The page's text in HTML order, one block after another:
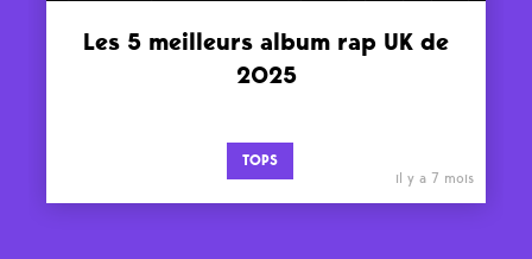
Les 5 meilleurs album rap UK de
2025
TOPS
il y a 7 mois